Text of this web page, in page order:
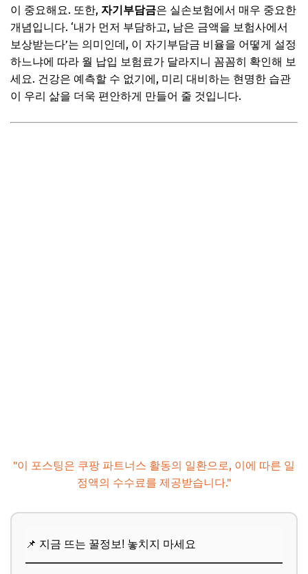
이 중요해요. 또한, 자기부담금은 실손보험에서 매우 중요한
개념입니다. ‘내가 먼저 부담하고, 남은 금액을 보험사에서
보상받는다’는 의미인데, 이 자기부담금 비율을 어떻게 설정
하느냐에 따라 월 납입 보험료가 달라지니 꼼꼼히 확인해 보
세요. 건강은 예측할 수 없기에, 미리 대비하는 현명한 습관
이 우리 삶을 더욱 편안하게 만들어 줄 것입니다.
"이 포스팅은 쿠팡 파트너스 활동의 일환으로, 이에 따른 일
정액의 수수료를 제공받습니다."
📌 지금 뜨는 꿀정보! 놓치지 마세요